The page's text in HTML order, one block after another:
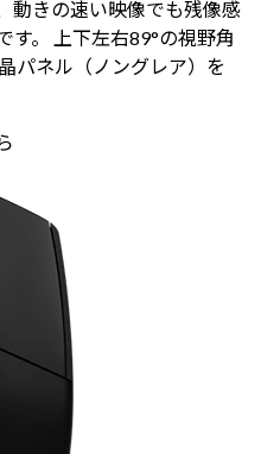
動きの速い映像でも残像感
す。 上下左右89°の視野角
パネル（ノングレア）を